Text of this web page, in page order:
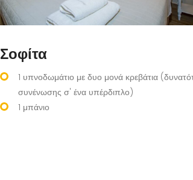
Σοφίτα
1 υπνοδωμάτιο με δυο μονά κρεβάτια
συνένωσης σ' ένα υπέρδιπλο)
1 μπάνιο